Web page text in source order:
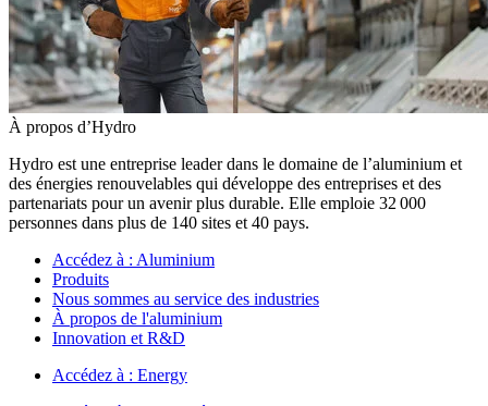
À propos d’Hydro
Hydro est une entreprise leader dans le domaine de l’aluminium et
des énergies renouvelables qui développe des entreprises et des
partenariats pour un avenir plus durable. Elle emploie 32 000
personnes dans plus de 140 sites et 40 pays.
Accédez à : Aluminium
Produits
Nous sommes au service des industries
À propos de l'aluminium
Innovation et R&D
Accédez à : Energy